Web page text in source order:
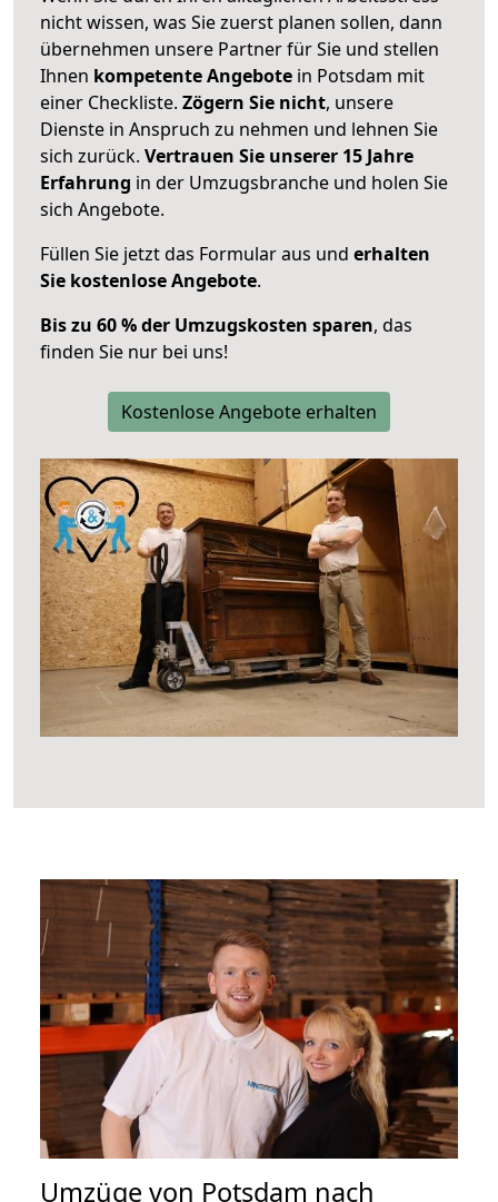
nicht wissen, was Sie zuerst planen sollen, dann
übernehmen unsere Partner für Sie und stellen
Ihnen kompetente Angebote in Potsdam mit
einer Checkliste. Zögern Sie nicht, unsere
Dienste in Anspruch zu nehmen und lehnen Sie
sich zurück. Vertrauen Sie unserer 15 Jahre
Erfahrung in der Umzugsbranche und holen Sie
sich Angebote.
Füllen Sie jetzt das Formular aus und erhalten
Sie kostenlose Angebote.
Bis zu 60 % der Umzugskosten sparen, das
finden Sie nur bei uns!
Kostenlose Angebote erhalten
Umzüge von Potsdam nach